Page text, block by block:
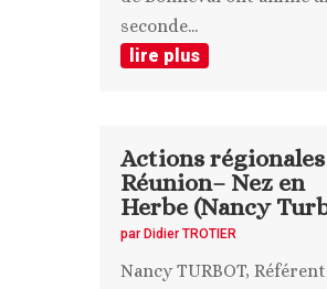
seconde...
lire plus
Actions
Réunion– Nez en
Herbe (Nancy
par Didier TROTIER
Nancy TURBOT,